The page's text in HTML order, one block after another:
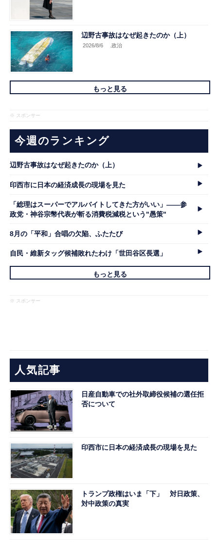
辺野古事故はなぜ起きたのか（上）
2026/8/6 .政治
もっと見る
※ スポンサー
今週のランキング
辺野古事故はなぜ起きたのか（上）
印西市に日本の経済成長の現場を見た
「総理はスーパーでアルバイトしてきた方がいい」――参
政党・神谷宗幣代表が斬る消費税減税という"愚策"
8月の「平和」合唱の欠陥、ふたたび
自民・維新タッグ候補敗れたわけ「世田谷区長選」
もっと見る
※ スポンサー
人気記事
日産自動車での社外取締役候補の選任拒
否について
印西市に日本の経済成長の現場を見た
トランプ政権はいま「下」 対日政策、
対中政策の真実